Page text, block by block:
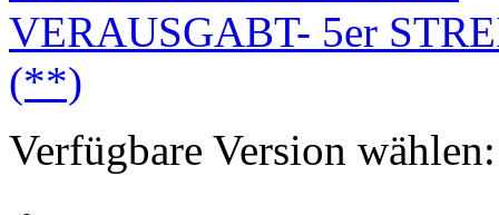
Verfügbare Version wählen: